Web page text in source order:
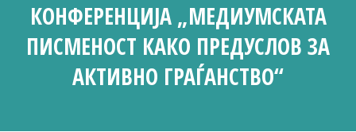
КОНФЕРЕНЦИЈА „МЕДИУМСКАТА
ПИСМЕНОСТ КАКО ПРЕДУСЛОВ ЗА
АКТИВНО ГРАЃАНСТВО“